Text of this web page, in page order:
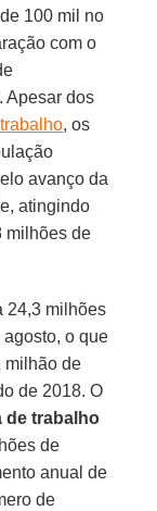
100 mil no
com o
. Apesar dos
, os
avanço da
atingindo
milhões de
24,3 milhões
o que
milhão de
de 2018. O
de trabalho
de
anual de
de